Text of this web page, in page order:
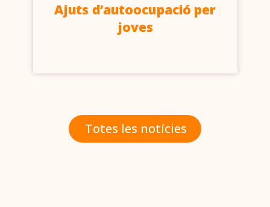
Ajuts d’autoocupació per
joves
Totes les notícies